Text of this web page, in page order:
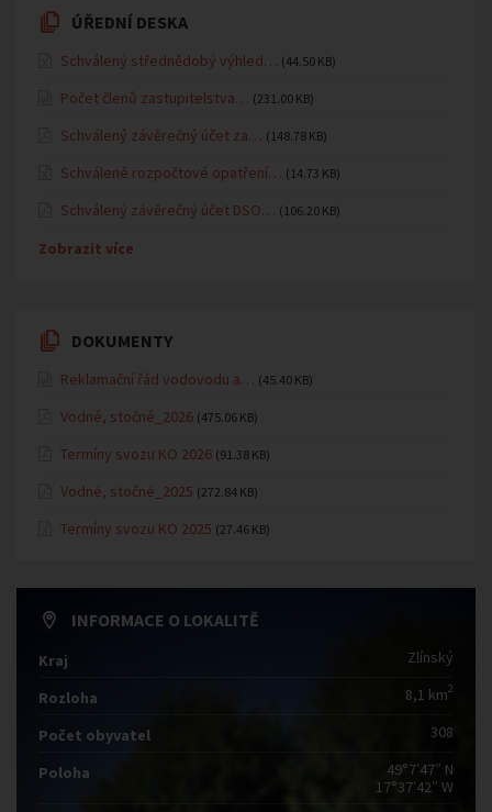
ÚŘEDNÍ DESKA
Schválený střednědobý výhled… (44.50 KB)
Počet členů zastupitelstva… (231.00 KB)
Schválený závěrečný účet za… (148.78 KB)
Schválené rozpočtové opatření… (14.73 KB)
Schválený závěrečný účet DSO… (106.20 KB)
Zobrazit více
DOKUMENTY
Reklamační řád vodovodu a… (45.40 KB)
Vodné, stočné_2026 (475.06 KB)
Termíny svozu KO 2026 (91.38 KB)
Vodné, stočné_2025 (272.84 KB)
Termíny svozu KO 2025 (27.46 KB)
INFORMACE O LOKALITĚ
Kraj Zlínský
Rozloha 8,1 km2
Počet obyvatel 308
Poloha
49°7′47″ N
17°37′42″ W